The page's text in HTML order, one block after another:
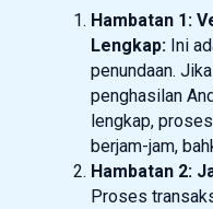
Hambatan 1:
Lengkap: Ini
penundaan.
penghasilan
lengkap,
berjam-jam,
Hambatan 2:
Proses